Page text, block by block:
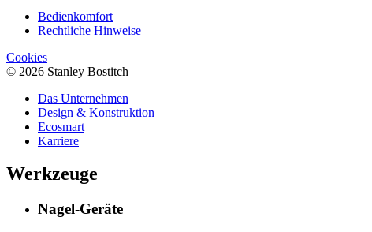
Bedienkomfort
Rechtliche Hinweise
Cookies
© 2026 Stanley Bostitch
Das Unternehmen
Design & Konstruktion
Ecosmart
Karriere
Werkzeuge
Nagel-Geräte